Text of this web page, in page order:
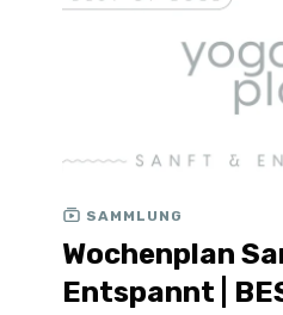
SAMMLUNG
Wochenplan
Entspannt |